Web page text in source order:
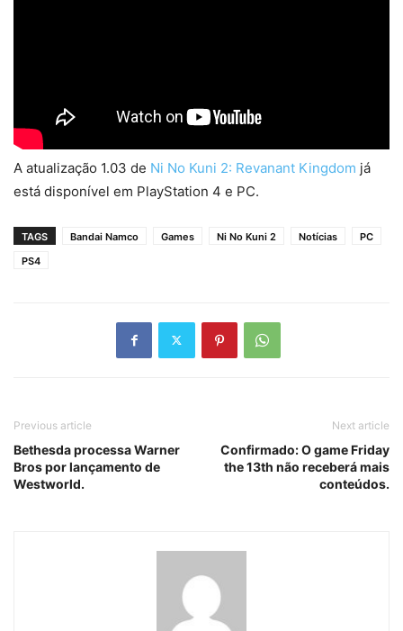
A atualização 1.03 de Ni No Kuni 2: Revanant Kingdom já
está disponível em PlayStation 4 e PC.
TAGS Bandai Namco Games Ni No Kuni 2 Notícias
PC
PS4
Previous article
Bethesda processa Warner
Bros por lançamento de
Westworld.
Next article
Confirmado: O game Friday
the 13th não receberá mais
conteúdos.